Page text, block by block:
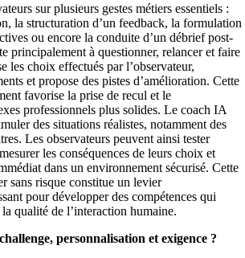
sur plusieurs gestes métiers essentiels :
la structuration d’un feedback, la formulation
ou encore la conduite d’un débrief post-
principalement à questionner, relancer et faire
les choix effectués par l’observateur,
et propose des pistes d’amélioration. Cette
favorise la prise de recul et le
professionnels plus solides. Le coach IA
des situations réalistes, notamment des
Les observateurs peuvent ainsi tester
les conséquences de leurs choix et
dans un environnement sécurisé. Cette
sans risque constitue un levier
pour développer des compétences qui
qualité de l’interaction humaine.
personnalisation et exigence ?